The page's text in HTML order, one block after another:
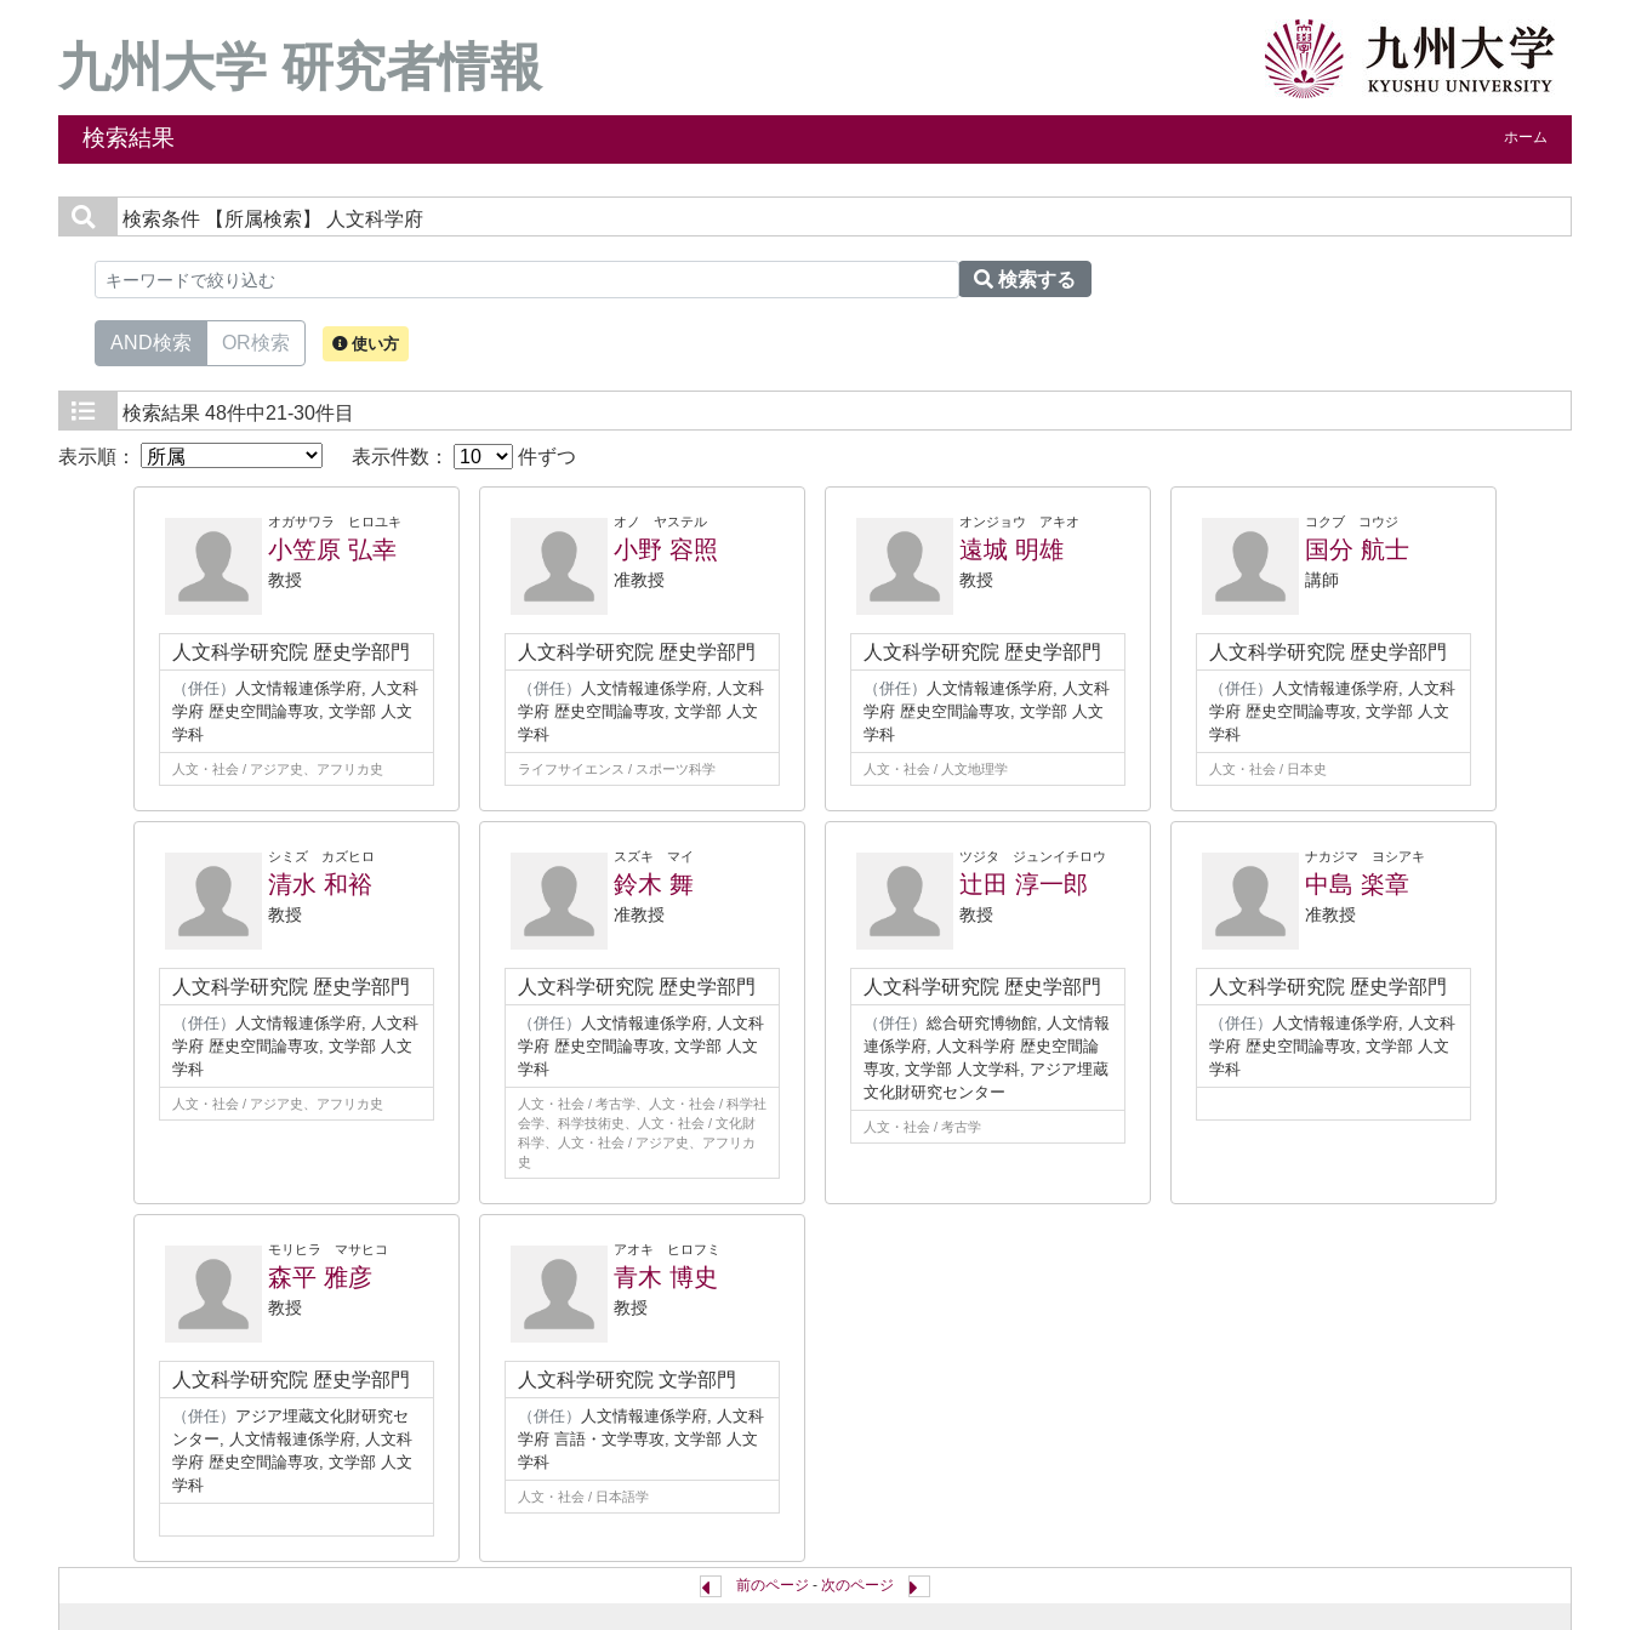
九州大学 研究者情報
検索結果 ホーム
検索条件 【所属検索】 人文科学府
検索する
AND検索 OR検索 使い方
検索結果 48件中21-30件目
表示順： 表示件数： 件ずつ
オガサワラ ヒロユキ
小笠原 弘幸
教授
人文科学研究院 歴史学部門
（併任）
人文情報連係学府, 人文科
学府 歴史空間論専攻, 文学部 人文
学科
人文・社会 / アジア史、アフリカ史
オノ ヤステル
小野 容照
准教授
人文科学研究院 歴史学部門
（併任）
人文情報連係学府, 人文科
学府 歴史空間論専攻, 文学部 人文
学科
ライフサイエンス / スポーツ科学
オンジョウ アキオ
遠城 明雄
教授
人文科学研究院 歴史学部門
（併任）
人文情報連係学府, 人文科
学府 歴史空間論専攻, 文学部 人文
学科
人文・社会 / 人文地理学
コクブ コウジ
国分 航士
講師
人文科学研究院 歴史学部門
（併任）
人文情報連係学府, 人文科
学府 歴史空間論専攻, 文学部 人文
学科
人文・社会 / 日本史
シミズ カズヒロ
清水 和裕
教授
人文科学研究院 歴史学部門
（併任）
人文情報連係学府, 人文科
学府 歴史空間論専攻, 文学部 人文
学科
人文・社会 / アジア史、アフリカ史
スズキ マイ
鈴木 舞
准教授
人文科学研究院 歴史学部門
（併任）
人文情報連係学府, 人文科
学府 歴史空間論専攻, 文学部 人文
学科
人文・社会 / 考古学、人文・社会 / 科学社
会学、科学技術史、人文・社会 / 文化財
科学、人文・社会 / アジア史、アフリカ
史
ツジタ ジュンイチロウ
辻田 淳一郎
教授
人文科学研究院 歴史学部門
（併任） 総合研究博物館, 人文情報
連係学府, 人文科学府 歴史空間論
専攻, 文学部 人文学科, アジア埋蔵
文化財研究センター
人文・社会 / 考古学
ナカジマ ヨシアキ
中島 楽章
准教授
人文科学研究院 歴史学部門
（併任）
人文情報連係学府, 人文科
学府 歴史空間論専攻, 文学部 人文
学科
モリヒラ マサヒコ
森平 雅彦
教授
人文科学研究院 歴史学部門
（併任） アジア埋蔵文化財研究セ
ンター, 人文情報連係学府, 人文科
学府 歴史空間論専攻, 文学部 人文
学科
アオキ ヒロフミ
青木 博史
教授
人文科学研究院 文学部門
（併任）
人文情報連係学府, 人文科
学府 言語・文学専攻, 文学部 人文
学科
人文・社会 / 日本語学
前のページ - 次のページ